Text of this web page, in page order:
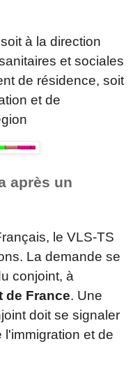
à la direction
et sociales
de résidence, soit
et de
après un
le VLS-TS
La demande se
conjoint, à
de France. Une
doit se signaler
et de